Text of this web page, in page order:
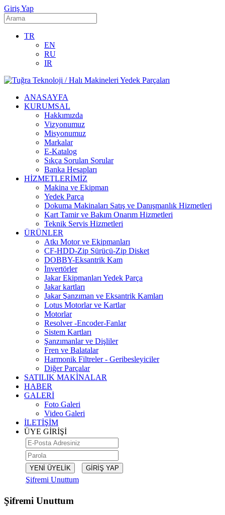
Giriş Yap
TR
EN
RU
IR
ANASAYFA
KURUMSAL
Hakkımızda
Vizyonumuz
Misyonumuz
Markalar
E-Katalog
Sıkça Sorulan Sorular
Banka Hesapları
HİZMETLERİMİZ
Makina ve Ekipman
Yedek Parça
Dokuma Makinaları Satış ve Danışmanlık Hizmetleri
Kart Tamir ve Bakım Onarım Hizmetleri
Teknik Servis Hizmetleri
ÜRÜNLER
Atkı Motor ve Ekipmanları
CF-HDD-Zip Sürücü-Zip Disket
DOBBY-Eksantrik Kam
İnvertörler
Jakar Ekipmanları Yedek Parça
Jakar kartları
Jakar Şanzıman ve Eksantrik Kamları
Lotus Motorlar ve Kartlar
Motorlar
Resolver -Encoder-Fanlar
Sistem Kartları
Şanzımanlar ve Dişliler
Fren ve Balatalar
Harmonik Filtreler - Geribesleyiciler
Diğer Parçalar
SATILIK MAKİNALAR
HABER
GALERİ
Foto Galeri
Video Galeri
İLETİŞİM
ÜYE GİRİŞİ
Şifremi Unuttum
Şifremi Unuttum